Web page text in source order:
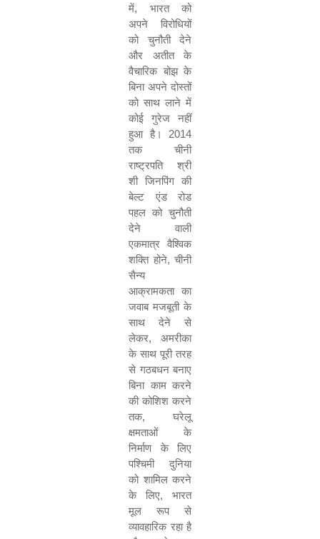
में, भारत को
अपने विरोधियों
को चुनौती देने
और अतीत के
वैचारिक बोझ के
बिना अपने दोस्तों
को साथ लाने में
कोई गुरेज नहीं
हुआ है। 2014
तक चीनी
राष्ट्रपति श्री
शी जिनपिंग की
बेल्ट एंड रोड
पहल को चुनौती
देने वाली
एकमात्र वैश्विक
शक्ति होने, चीनी
सैन्य
आक्रामकता का
जवाब मजबूती के
साथ देने से
लेकर, अमरीका
के साथ पूरी तरह
से गठबधन बनाए
बिना काम करने
की कोशिश करने
तक, घरेलू
क्षमताओं के
निर्माण के लिए
पश्चिमी दुनिया
को शामिल करने
के लिए, भारत
मूल रूप से
व्यावहारिक रहा है